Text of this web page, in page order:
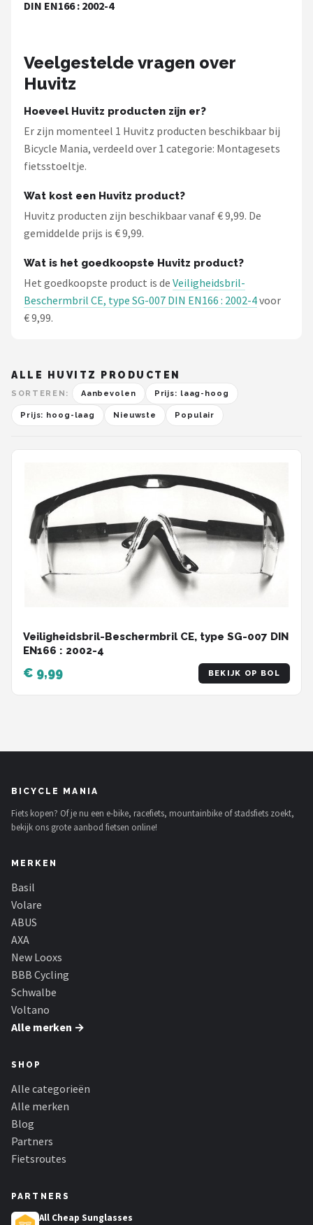
Voltano
Cortina
Alle merken →
DIN EN166 : 2002-4
Veelgestelde vragen over
Huvitz
Hoeveel Huvitz producten zijn er?
Er zijn momenteel 1 Huvitz producten beschikbaar bij
Bicycle Mania, verdeeld over 1 categorie: Montagesets
fietsstoeltje.
Wat kost een Huvitz product?
Huvitz producten zijn beschikbaar vanaf € 9,99. De
gemiddelde prijs is € 9,99.
Wat is het goedkoopste Huvitz product?
Het goedkoopste product is de Veiligheidsbril-
Beschermbril CE, type SG-007 DIN EN166 : 2002-4voor
€ 9,99.
ALLE HUVITZ PRODUCTEN
SORTEREN: Aanbevolen Prijs: laag-hoog
Prijs: hoog-laag Nieuwste Populair
Veiligheidsbril-Beschermbril CE, type SG-007 DIN
EN166 : 2002-4
€ 9,99 BEKIJK OP BOL
BICYCLE MANIA
Fiets kopen? Of je nu een e-bike, racefiets, mountainbike of stadsfiets zoekt,
bekijk ons grote aanbod fietsen online!
MERKEN
Basil
Volare
ABUS
AXA
New Looxs
BBB Cycling
Schwalbe
Voltano
Alle merken →
SHOP
Alle categorieën
Alle merken
Blog
Partners
Fietsroutes
PARTNERS
All Cheap Sunglasses